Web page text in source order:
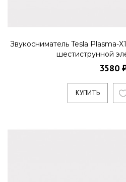
Звукосниматель Tesla Plasma-
шестиструнной
3580
КУПИТЬ